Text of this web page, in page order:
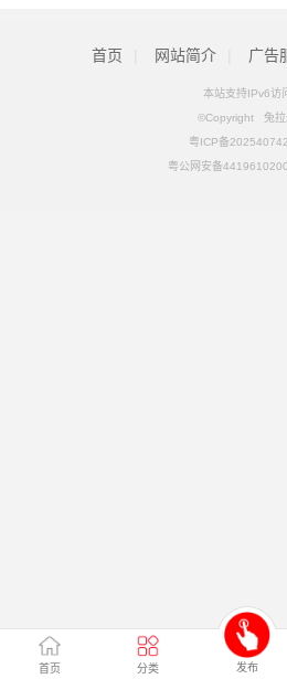
首页 分类 发布
首页 网站简介 广告
本站支持IPv6访
©Copyright 兔拉
粤ICP备
粤公网安备